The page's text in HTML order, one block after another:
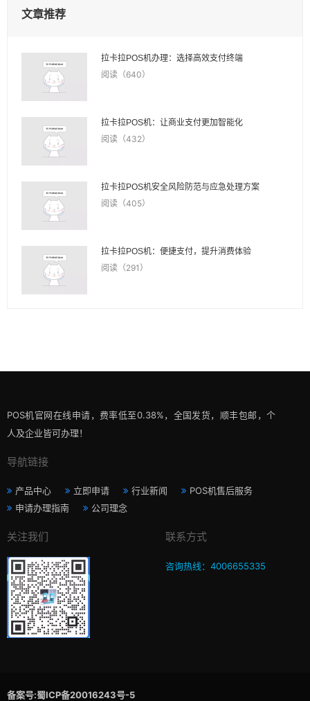
文章推荐
拉卡拉POS机办理：选择高效支付终端
阅读（640）
拉卡拉POS机：让商业支付更加智能化
阅读（432）
拉卡拉POS机安全风险防范与应急处理方案
阅读（405）
拉卡拉POS机：便捷支付，提升消费体验
阅读（291）
POS机官网在线申请，费率低至0.38%，全国发货，顺丰包邮，个
人及企业皆可办理！
导航链接
产品中心 立即申请 行业新闻
POS机售后服务
申请办理指南
公司理念
关注我们 联系方式
咨询热线：4006655335
备案号:蜀ICP备20016243号-5